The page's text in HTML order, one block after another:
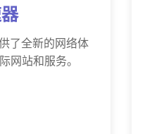
了全新的网络体
网站和服务。